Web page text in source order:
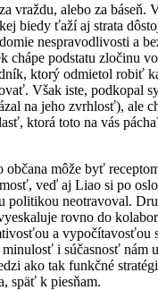
vraždu, alebo za báseň.
biedy ťaží aj strata
nespravodlivosti a
chápe podstatu zločinu
ktorý odmietol robiť
Však iste, podkopal
na jeho zvrhlosť), ale
ktorá toto na vás
občana môže byť
veď aj Liao si po
politikou neotravoval.
rovno do
a vypočítavosťou
i súčasnosť nám
ako tak funkčné
späť k piesňam.